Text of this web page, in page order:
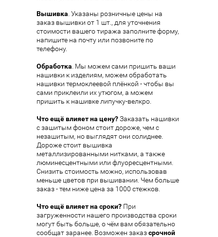
Вышивка . Указаны розничные цены на
заказ вышивки от 1 шт., для уточнения
стоимости вашего тиража заполните форму,
напишите на почту или позвоните по
телефону.
Обработка . Мы можем сами пришить ваши
нашивки к изделиям, можем обработать
нашивки термоклеевой плёнкой - чтобы вы
сами приклеили их утюгом, а можем
пришить к нашивке липучку-велкро.
Что ещё влияет на цену?Заказать нашивки
с зашитым фоном стоит дороже, чем с
незашитым, но выглядят они солиднее.
Дороже стоит вышивка
металлизированными нитками, а также
люминесцентными или флуоресцентными.
Снизить стоимость можно, использовав
меньше цветов при вышивании. Чем больше
заказ - тем ниже цена за 1000 стежков.
Что ещё влияет на сроки?При
загруженности нашего производства сроки
могут быть больше, о чём вам обязательно
сообщат заранее. Возможен заказсрочной